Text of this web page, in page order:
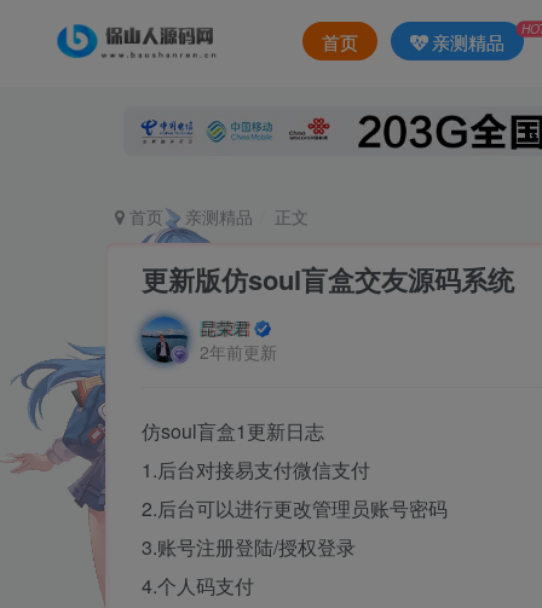
首页 亲测精品
首页 亲测精品 正文
更新版仿soul盲盒交友源码系统
昆荣君
2年前更新
仿soul盲盒1更新日志
1.后台对接易支付微信支付
2.后台可以进行更改管理员账号密码
3.账号注册登陆/授权登录
4.个人码支付